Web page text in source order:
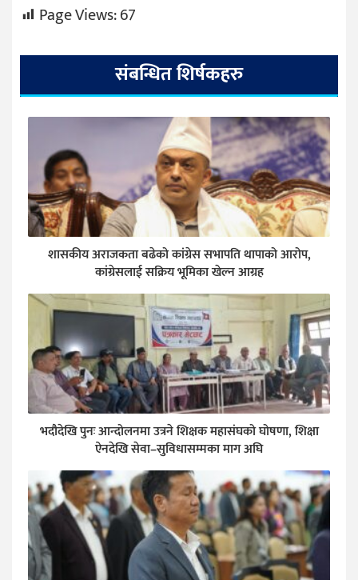
Page Views:67
संबन्धित शिर्षकहरु
शासकीय अराजकता बढेको कांग्रेस सभापति थापाको आरोप,
कांग्रेसलाई सक्रिय भूमिका खेल्न आग्रह
भदौदेखि पुनः आन्दोलनमा उत्रने शिक्षक महासंघको घोषणा, शिक्षा
ऐनदेखि सेवा–सुविधासम्मका माग अघि